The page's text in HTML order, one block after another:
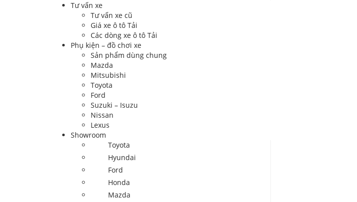
Tư vấn xe
Tư vấn xe cũ
Giá xe ô tô Tải
Các dòng xe ô tô Tải
Phụ kiện – đồ chơi xe
Sản phẩm dùng chung
Mazda
Mitsubishi
Toyota
Ford
Suzuki – Isuzu
Nissan
Lexus
Showroom
Toyota
Hyundai
Ford
Honda
Mazda